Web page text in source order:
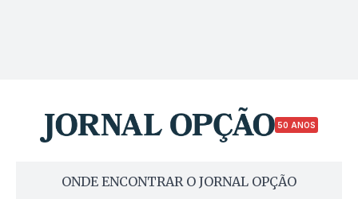
50 ANOS
ONDE ENCONTRAR O JORNAL OPÇÃO